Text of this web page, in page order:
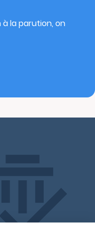
à la parution, on